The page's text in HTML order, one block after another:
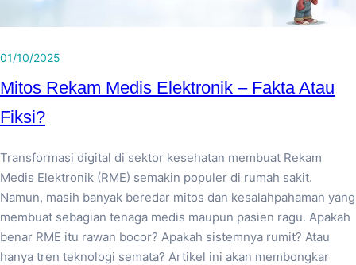
01/10/2025
Mitos Rekam Medis Elektronik – Fakta Atau
Fiksi?
Transformasi digital di sektor kesehatan membuat Rekam
Medis Elektronik (RME) semakin populer di rumah sakit.
Namun, masih banyak beredar mitos dan kesalahpahaman yang
membuat sebagian tenaga medis maupun pasien ragu. Apakah
benar RME itu rawan bocor? Apakah sistemnya rumit? Atau
hanya tren teknologi semata? Artikel ini akan membongkar